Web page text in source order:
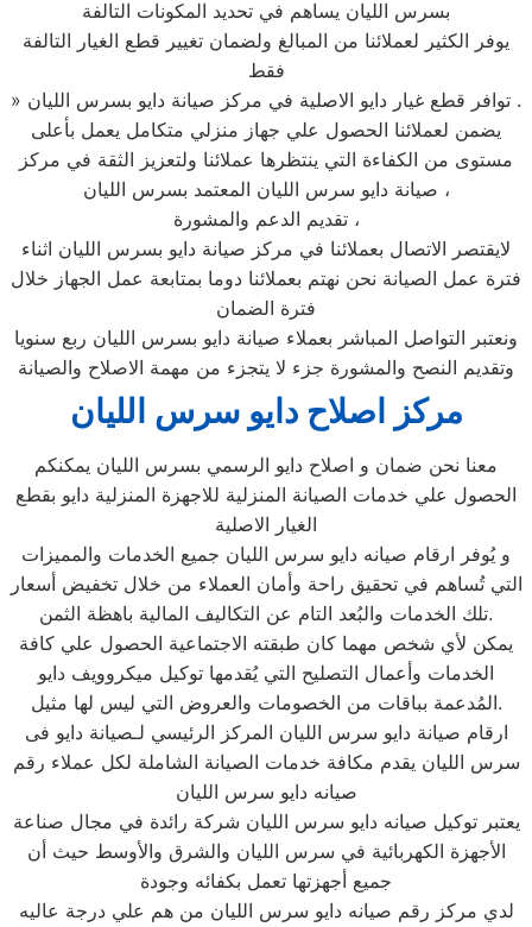
بسرس الليان يساهم في تحديد المكونات التالفة
يوفر الكثير لعملائنا من المبالغ ولضمان تغيير قطع الغيار التالفة
فقط
» توافر قطع غيار دايو الاصلية في مركز صيانة دايو بسرس الليان .
يضمن لعملائنا الحصول علي جهاز منزلي متكامل يعمل بأعلى
مستوى من الكفاءة التي ينتظرها عملائنا ولتعزيز الثقة في مركز
صيانة دايو سرس الليان المعتمد بسرس الليان ،
تقديم الدعم والمشورة ،
لايقتصر الاتصال بعملائنا في مركز صيانة دايو بسرس الليان اثناء
فترة عمل الصيانة نحن نهتم بعملائنا دوما بمتابعة عمل الجهاز خلال
فترة الضمان
ونعتبر التواصل المباشر بعملاء صيانة دايو بسرس الليان ربع سنويا
وتقديم النصح والمشورة جزء لا يتجزء من مهمة الاصلاح والصيانة
مركز اصلاح دايو سرس الليان
معنا نحن ضمان و اصلاح دايو الرسمي بسرس الليان يمكنكم
الحصول علي خدمات الصيانة المنزلية للاجهزة المنزلية دايو بقطع
الغيار الاصلية
و يُوفر ارقام صيانه دايو سرس الليان جميع الخدمات والمميزات
التي تُساهم في تحقيق راحة وأمان العملاء من خلال تخفيض أسعار
تلك الخدمات والبُعد التام عن التكاليف المالية باهظة الثمن.
يمكن لأي شخص مهما كان طبقته الاجتماعية الحصول علي كافة
الخدمات وأعمال التصليح التي يُقدمها توكيل ميكروويف دايو
المُدعمة بباقات من الخصومات والعروض التي ليس لها مثيل.
ارقام صيانة دايو سرس الليان المركز الرئيسي لـصيانة دايو فى
سرس الليان يقدم مكافة خدمات الصيانة الشاملة لكل عملاء رقم
صيانه دايو سرس الليان
يعتبر توكيل صيانه دايو سرس الليان شركة رائدة في مجال صناعة
الأجهزة الكهربائية في سرس الليان والشرق والأوسط حيث أن
جميع أجهزتها تعمل بكفائه وجودة
لدي مركز رقم صيانه دايو سرس الليان من هم علي درجة عاليه